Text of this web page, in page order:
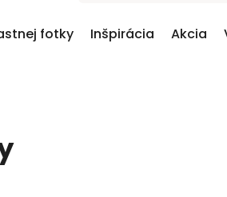
fotky Inšpirácia Akcia